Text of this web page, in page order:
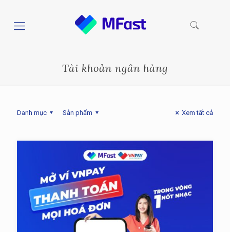
Tài khoản ngân hàng
Danh mục Sản phẩm Xem tất cả